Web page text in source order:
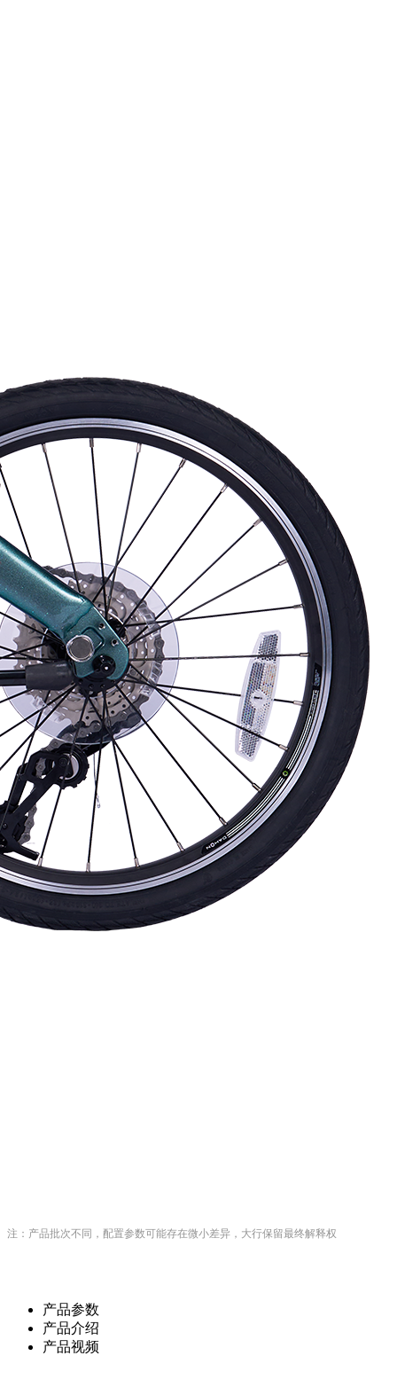
注：产品批次不同，配置参数可能存在微小差异，大行保留最终解释权
产品参数
产品介绍
产品视频